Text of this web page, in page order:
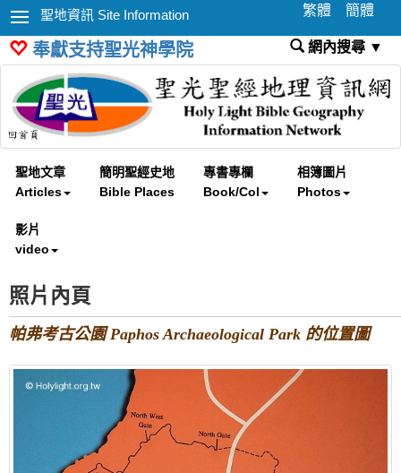
聖地資訊 Site Information 繁體 簡體
奉獻支持聖光神學院 網內搜尋 ▼
聖地文章
Articles
簡明聖經史地
Bible Places
專書專欄
Book/Col
相簿圖片
Photos
影片
video
照片內頁
帕弗考古公園 Paphos Archaeological Park 的位置圖